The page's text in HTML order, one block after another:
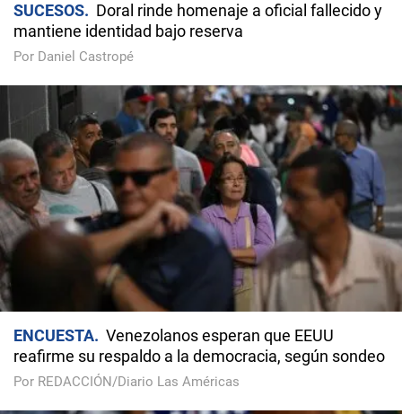
SUCESOS
Doral rinde homenaje a oficial fallecido y
mantiene identidad bajo reserva
Por Daniel Castropé
ENCUESTA
Venezolanos esperan que EEUU
reafirme su respaldo a la democracia, según sondeo
Por REDACCIÓN/Diario Las Américas